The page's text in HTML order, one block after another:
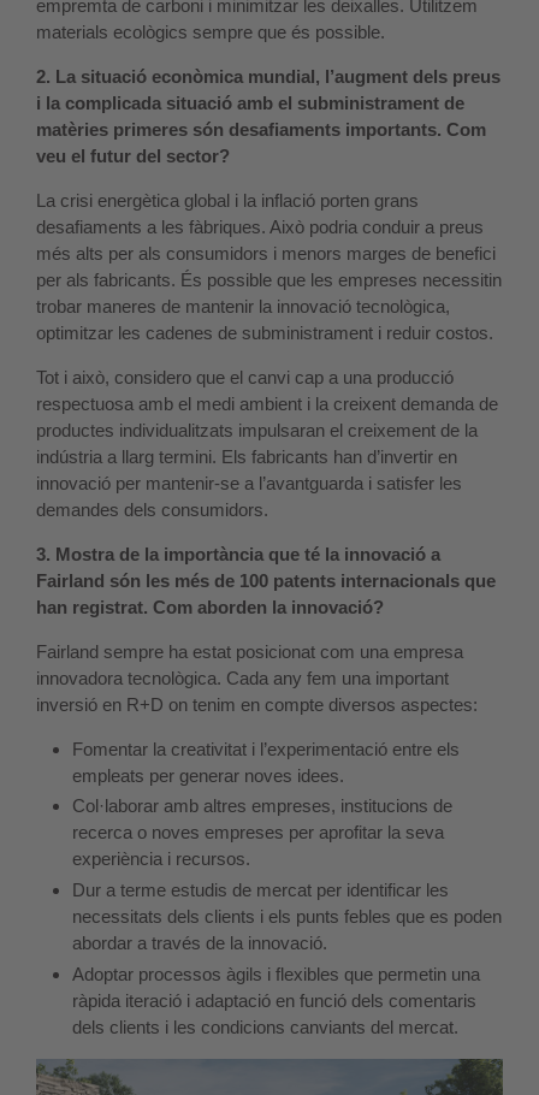
empremta de carboni i minimitzar les deixalles. Utilitzem
materials ecològics sempre que és possible.
2. La situació econòmica mundial, l’augment dels preus
i la complicada situació amb el subministrament de
matèries primeres són desafiaments importants. Com
veu el futur del sector?
La crisi energètica global i la inflació porten grans
desafiaments a les fàbriques. Això podria conduir a preus
més alts per als consumidors i menors marges de benefici
per als fabricants. És possible que les empreses necessitin
trobar maneres de mantenir la innovació tecnològica,
optimitzar les cadenes de subministrament i reduir costos.
Tot i això, considero que el canvi cap a una producció
respectuosa amb el medi ambient i la creixent demanda de
productes individualitzats impulsaran el creixement de la
indústria a llarg termini. Els fabricants han d’invertir en
innovació per mantenir-se a l’avantguarda i satisfer les
demandes dels consumidors.
3. Mostra de la importància que té la innovació a
Fairland són les més de 100 patents internacionals que
han registrat. Com aborden la innovació?
Fairland sempre ha estat posicionat com una empresa
innovadora tecnològica. Cada any fem una important
inversió en R+D on tenim en compte diversos aspectes:
Fomentar la creativitat i l’experimentació entre els
empleats per generar noves idees.
Col·laborar amb altres empreses, institucions de
recerca o noves empreses per aprofitar la seva
experiència i recursos.
Dur a terme estudis de mercat per identificar les
necessitats dels clients i els punts febles que es poden
abordar a través de la innovació.
Adoptar processos àgils i flexibles que permetin una
ràpida iteració i adaptació en funció dels comentaris
dels clients i les condicions canviants del mercat.